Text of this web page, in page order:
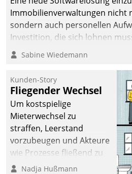
Immobilienverwaltungen nicht
sondern auch personellen
Investition, die sich lohnen
nachhaltige Optimierung der
dieses Ziel erreicht wird, sollten
Sabine Wiedemann
Kunden-Story
Fliegender Wechsel
Um kostspielige
Mieterwechsel zu
straffen, Leerstand
vorzubeugen und Akteure
wie Prozesse fließend zu
vernetzen, nutzt die
Nadja Hußmann